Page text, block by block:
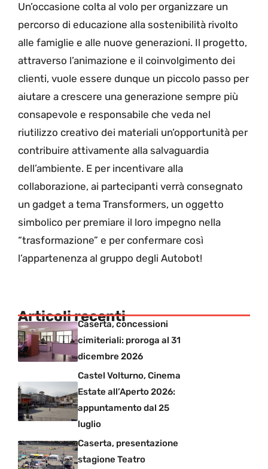
Un’occasione colta al volo per organizzare un
percorso di educazione alla sostenibilità rivolto
alle famiglie e alle nuove generazioni. Il progetto,
attraverso l’animazione e il coinvolgimento dei
clienti, vuole essere dunque un piccolo passo per
aiutare a crescere una generazione sempre più
consapevole e responsabile che veda nel
riutilizzo creativo dei materiali un’opportunità per
contribuire attivamente alla salvaguardia
dell’ambiente. E per incentivare alla
collaborazione, ai partecipanti verrà consegnato
un gadget a tema Transformers, un oggetto
simbolico per premiare il loro impegno nella
“trasformazione” e per confermare così
l’appartenenza al gruppo degli Autobot!
Articoli recenti
Caserta, concessioni
cimiteriali: proroga al 31
dicembre 2026
Castel Volturno, Cinema
Estate all’Aperto 2026:
appuntamento dal 25
luglio
Caserta, presentazione
stagione Teatro